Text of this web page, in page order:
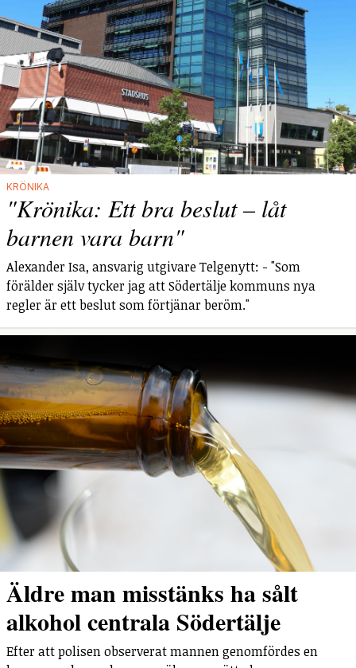
KRÖNIKA
"Krönika: Ett bra beslut – låt
barnen vara barn"
Alexander Isa, ansvarig utgivare Telgenytt: - "Som
förälder själv tycker jag att Södertälje kommuns nya
regler är ett beslut som förtjänar beröm."
Äldre man misstänks ha sålt
alkohol centrala Södertälje
Efter att polisen observerat mannen genomfördes en